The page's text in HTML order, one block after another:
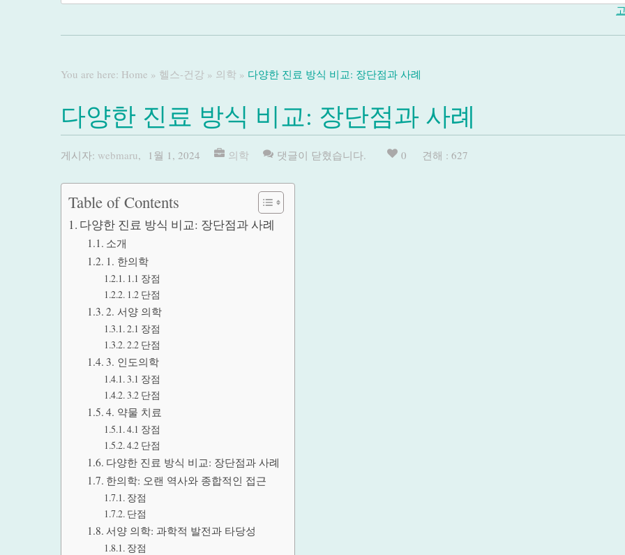
You are here: Home » 헬스-건강 » 의학 » 다양한 진료 방식 비교: 장단점과 사례
다양한 진료 방식 비교: 장단점과 사례
게시자: webmaru, 1월 1, 2024 의학 댓글이 닫혔습니다. 0 견해 : 627
Table of Contents
다양한 진료 방식 비교: 장단점과 사례
소개
1. 한의학
1.1 장점
1.2 단점
2. 서양 의학
2.1 장점
2.2 단점
3. 인도의학
3.1 장점
3.2 단점
4. 약물 치료
4.1 장점
4.2 단점
다양한 진료 방식 비교: 장단점과 사례
한의학: 오랜 역사와 종합적인 접근
장점
단점
서양 의학: 과학적 발전과 타당성
장점